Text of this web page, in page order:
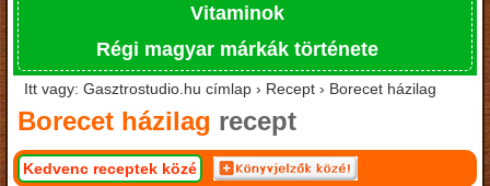
Vitaminok
Régi magyar márkák története
Itt vagy: Gasztrostudio.hu címlap › Recept › Borecet házilag
Borecet házilag recept
Kedvenc receptek közé